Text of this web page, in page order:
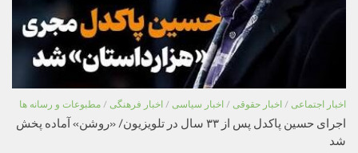
اخبار اجتماعی / اخبار حقوقی / اخبار سیاسی / اخبار فرهنگی / مطبوعات و رسانه ها
اجرای حسین پاکدل پس از ۳۳ سال در تلویزیون/ «روشن» آماده پخش
شد